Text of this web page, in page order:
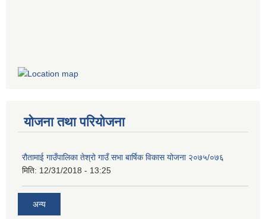
योजना तथा परियोजना
रौतामाई गाउँपालिका तेश्रो गाउँ सभा बार्षिक विकास योजना २०७५/०७६
मिति: 12/31/2018 - 13:25
अन्य